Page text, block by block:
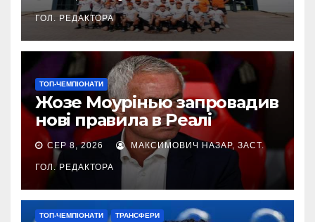
ГОЛ. РЕДАКТОРА
ТОП-ЧЕМПІОНАТИ
Жозе Моурінью запровадив
нові правила в Реалі
СЕР 8, 2026 МАКСИМОВИЧ НАЗАР, ЗАСТ.
ГОЛ. РЕДАКТОРА
ТОП-ЧЕМПІОНАТИ ТРАНСФЕРИ